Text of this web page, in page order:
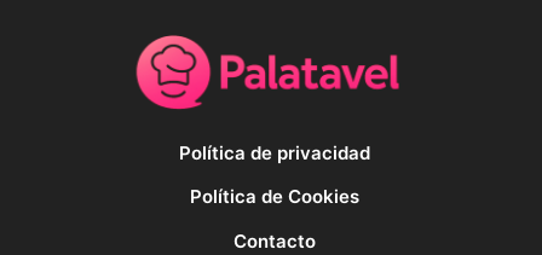
Política de privacidad
Política de Cookies
Contacto